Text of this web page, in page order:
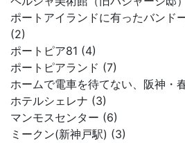
ポートアイランドに有ったバンド
(2)
ポートピア81 (4)
ポートピアランド (7)
ホームで電車を待てない、阪神・
ホテルシェレナ (3)
マンモスセンター (6)
ミークン(新神戸駅) (3)